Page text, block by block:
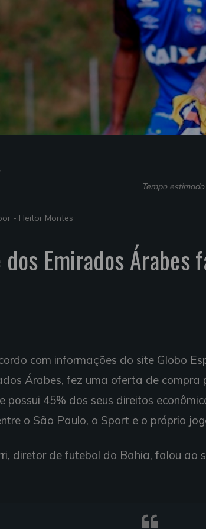
Tempo
- Heitor Montes
dos Emirados Árabes
com informações do site Globo
Árabes, fez uma oferta de compra
possui 45% dos seus direitos
o São Paulo, o Sport e o próprio
diretor de futebol do Bahia, falou ao